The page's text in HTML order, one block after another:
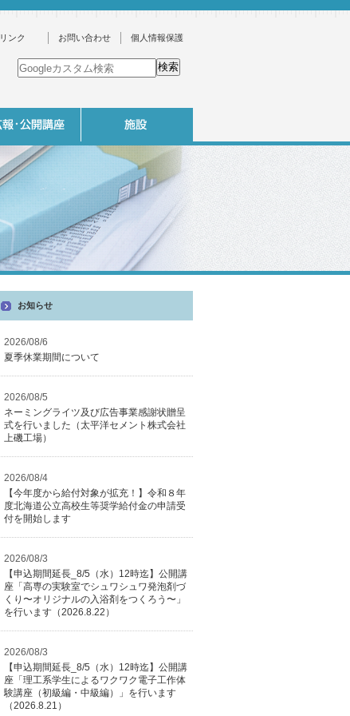
個人情報保護
お問い合わせ
リンク
お知らせ
2026/08/6
夏季休業期間について
2026/08/5
ネーミングライツ及び広告事業感謝状贈呈
式を行いました（太平洋セメント株式会社
上磯工場）
2026/08/4
【今年度から給付対象が拡充！】令和８年
度北海道公立高校生等奨学給付金の申請受
付を開始します
2026/08/3
【申込期間延長_8/5（水）12時迄】公開講
座「高専の実験室でシュワシュワ発泡剤づ
くり〜オリジナルの入浴剤をつくろう〜」
を行います（2026.8.22）
2026/08/3
【申込期間延長_8/5（水）12時迄】公開講
座「理工系学生によるワクワク電子工作体
験講座（初級編・中級編）」を行います
（2026.8.21）